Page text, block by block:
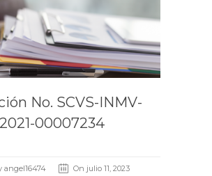
No. SCVS-INMV-
00007234
angel16474
On julio 11, 2023